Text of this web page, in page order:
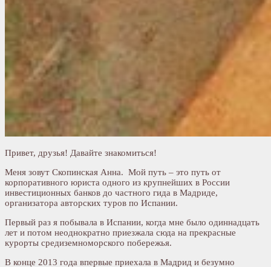
Привет, друзья! Давайте знакомиться!
Меня зовут Скопинская Анна. Мой путь – это путь от
корпоративного юриста одного из крупнейших в России
инвестиционных банков до частного гида в Мадриде,
организатора авторских туров по Испании.
Первый раз я побывала в Испании, когда мне было одиннадцать
лет и потом неоднократно приезжала сюда на прекрасные
курорты средиземноморского побережья.
В конце 2013 года впервые приехала в Мадрид и безумно